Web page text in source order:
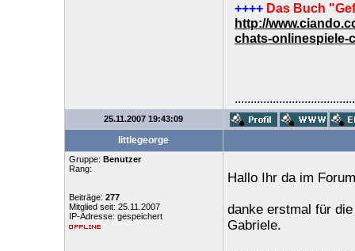
++++ Das Buch
http://
chats-onlinespiele-
25.11.2007 19:43:09
littlegeorge
Gruppe: Benutzer
Rang:
Beiträge: 277
Mitglied seit: 25.11.2007
IP-Adresse: gespeichert
Hallo Ihr da im
danke erstmal für
Gabriele.